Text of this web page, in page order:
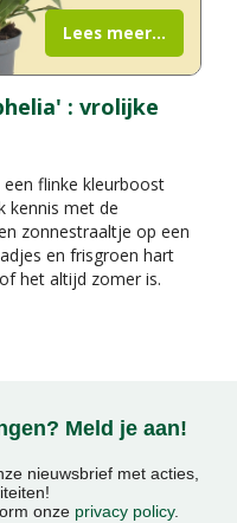
: vrolijke
flinke kleurboost
kennis met de
zonnestraaltje op een
en frisgroen hart
het altijd zomer is.
Lees meer...
Meld je aan!
nieuwsbrief met acties,
onze privacy policy.